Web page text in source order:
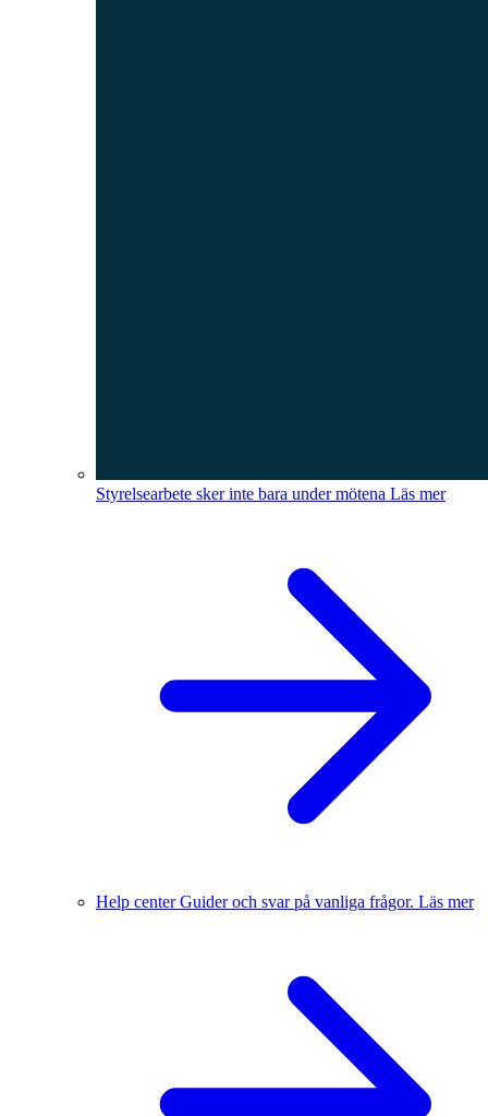
Styrelsearbete sker inte bara under mötena Läs mer
Help centerGuider och svar på vanliga frågor. Läs mer